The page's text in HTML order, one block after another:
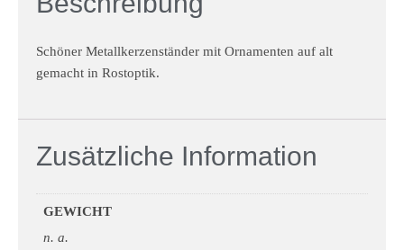
Schöner Metallkerzenständer mit Ornamenten auf alt
gemacht in Rostoptik.
Zusätzliche Information
GEWICHT
n. a.